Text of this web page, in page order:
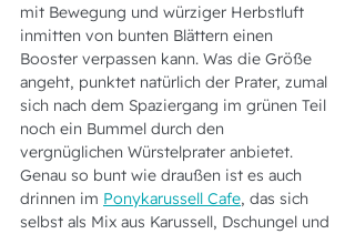
mit Bewegung und würziger Herbstluft
inmitten von bunten Blättern einen
Booster verpassen kann. Was die Größe
angeht, punktet natürlich der Prater, zumal
sich nach dem Spaziergang im grünen Teil
noch ein Bummel durch den
vergnüglichen Würstelprater anbietet.
Genau so bunt wie draußen ist es auch
drinnen im Ponykarussell Cafe, das sich
selbst als Mix aus Karussell, Dschungel und